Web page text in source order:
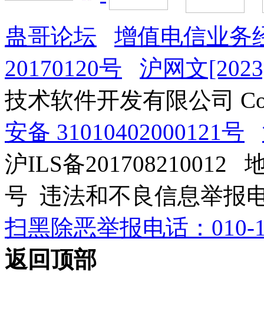
蛊哥论坛
增值电信业务
20170120号
沪网文
技术软件开发有限公司
安备 31010402000121号
沪ILS备201708210012
号 违法和不良信息举报
扫黑除恶举报电话：010-
返回顶部